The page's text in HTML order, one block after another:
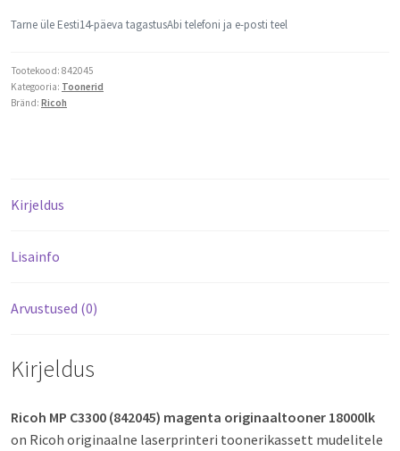
Tarne üle Eesti14-päeva tagastusAbi telefoni ja e-posti teel
Tootekood: 842045
Kategooria: Toonerid
Bränd: Ricoh
Kirjeldus
Lisainfo
Arvustused (0)
Kirjeldus
Ricoh MP C3300 (842045) magenta originaaltooner 18000lk
on Ricoh originaalne laserprinteri toonerikassett mudelitele